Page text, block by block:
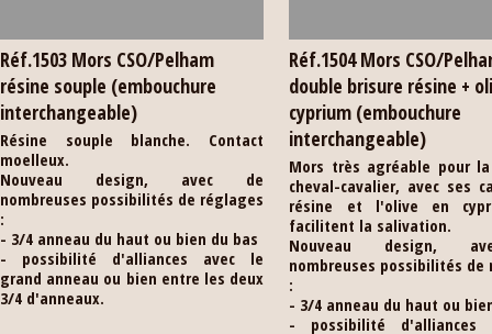
Réf.1503 Mors CSO/Pelham
résine souple (embouchure
interchangeable)
Résine souple blanche. Contact
moelleux.
Nouveau design, avec de
nombreuses possibilités de réglages
:
- 3/4 anneau du haut ou bien du bas
- possibilité d'alliances avec le
grand anneau ou bien entre les deux
3/4 d'anneaux.
Réf.1504 Mors CSO/
double brisure résine +
cyprium (embouchure
interchangeable)
Mors très agréable pour
cheval-cavalier, avec ses
résine et l'olive en
facilitent la salivation.
Nouveau design,
nombreuses possibilités de
:
- 3/4 anneau du haut ou
- possibilité d'alliances